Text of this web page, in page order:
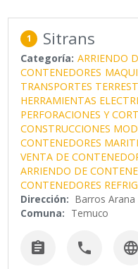
1 Sitrans
Categoría: ARRIENDO
CONTENEDORES
TRANSPORTES
HERRAMIENTAS
PERFORACIONES Y
CONSTRUCCIONES
CONTENEDORES
VENTA DE
ARRIENDO DE
CONTENEDORES
Dirección: Barros Arana
Comuna: Temuco
  